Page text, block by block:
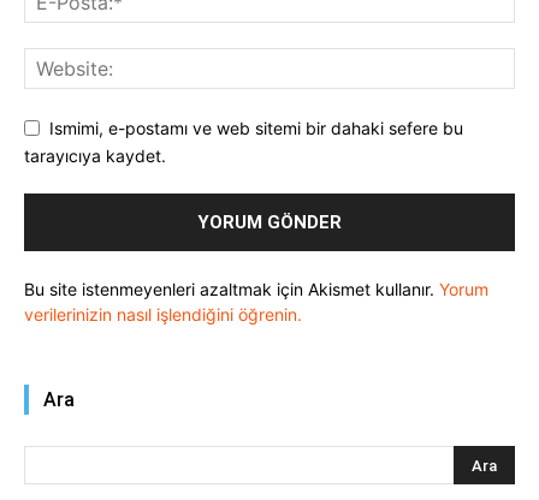
Ismimi, e-postamı ve web sitemi bir dahaki sefere bu
tarayıcıya kaydet.
Bu site istenmeyenleri azaltmak için Akismet kullanır. Yorum
verilerinizin nasıl işlendiğini öğrenin.
Ara